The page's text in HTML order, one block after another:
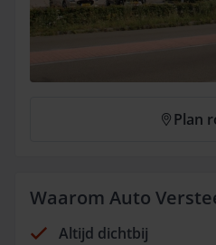
Plan
Waarom Auto
Altijd dichtbij